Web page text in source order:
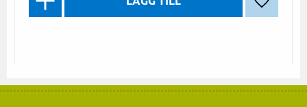
Lägg till